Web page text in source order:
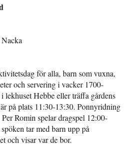
för alla, barn som vuxna,
och servering i vacker 1700-
lekhuset Hebbe eller träffa gårdens
på plats 11:30-13:30. Ponnyridning
Romin spelar dragspel 12:00-
tar med barn upp på
och visar var de bor.